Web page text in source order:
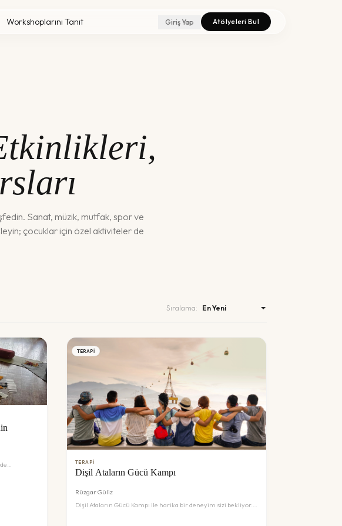
Workshoplarını Tanıt Giriş Yap Atölyeleri Bul
Sanat, müzik, mutfak, spor ve
çocuklar için özel aktiviteler de
Sıralama:
TERAPI
TERAPI
Dişil Ataların Gücü Kampı
Rüzgar Güliz
Dişil Ataların Gücü Kampı ile harika bir deneyim sizi bekliyor.